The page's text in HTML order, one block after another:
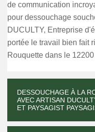
de communication
pour dessouchage
DUCULTY, Entreprise
portée le travail bien fait
Rouquette dans le 12200
DESSOUCHAGE À LA
AVEC ARTISAN
ET PAYSAGIST